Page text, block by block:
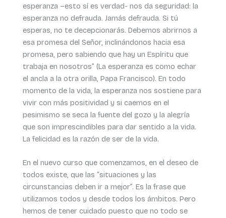
esperanza –esto sí es verdad- nos da seguridad: la
esperanza no defrauda. Jamás defrauda. Si tú
esperas, no te decepcionarás. Debemos abrirnos a
esa promesa del Señor, inclinándonos hacia esa
promesa, pero sabiendo que hay un Espíritu que
trabaja en nosotros” (La esperanza es como echar
el ancla a la otra orilla, Papa Francisco). En todo
momento de la vida, la esperanza nos sostiene para
vivir con más positividad y si caemos en el
pesimismo se seca la fuente del gozo y la alegría
que son imprescindibles para dar sentido a la vida.
La felicidad es la razón de ser de la vida.
En el nuevo curso que comenzamos, en el deseo de
todos existe, que las “situaciones y las
circunstancias deben ir a mejor”. Es la frase que
utilizamos todos y desde todos los ámbitos. Pero
hemos de tener cuidado puesto que no todo se